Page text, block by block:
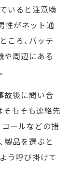
いると注意喚
性がネット通
ころ、バッテ
や周辺にある
故後に問い合
そもそも連絡先
コールなどの措
製品を選ぶと
う呼び掛けて